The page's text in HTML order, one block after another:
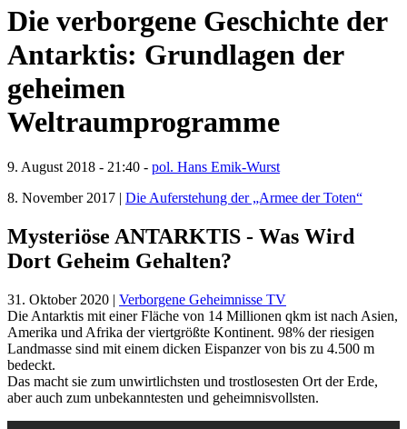
Die verborgene Geschichte der
Antarktis: Grundlagen der
geheimen
Weltraumprogramme
9. August 2018 - 21:40 - pol. Hans Emik-Wurst
8. November 2017 | Die Auferstehung der „Armee der Toten“
Mysteriöse ANTARKTIS - Was Wird
Dort Geheim Gehalten?
31. Oktober 2020 | Verborgene Geheimnisse TV
Die Antarktis mit einer Fläche von 14 Millionen qkm ist nach Asien,
Amerika und Afrika der viertgrößte Kontinent. 98% der riesigen
Landmasse sind mit einem dicken Eispanzer von bis zu 4.500 m
bedeckt.
Das macht sie zum unwirtlichsten und trostlosesten Ort der Erde,
aber auch zum unbekanntesten und geheimnisvollsten.